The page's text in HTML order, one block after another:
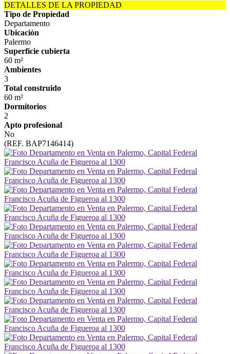
DETALLES DE LA PROPIEDAD
Tipo de Propiedad
Departamento
Ubicación
Palermo
Superficie cubierta
60 m²
Ambientes
3
Total construido
60 m²
Dormitorios
2
Apto profesional
No
(REF. BAP7146414)